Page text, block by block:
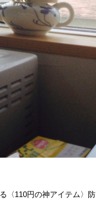
〈110円の神アイテム〉防